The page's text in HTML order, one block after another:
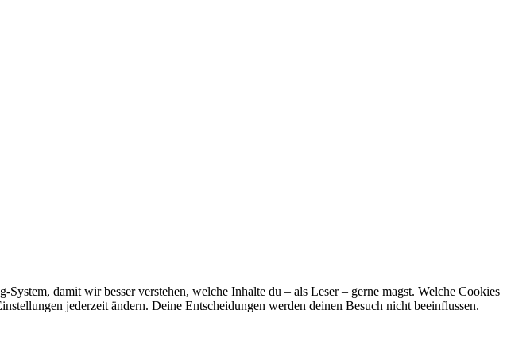
damit wir besser verstehen, welche Inhalte du – als Leser – gerne magst. Welche Cookies
jederzeit ändern. Deine Entscheidungen werden deinen Besuch nicht beeinflussen.